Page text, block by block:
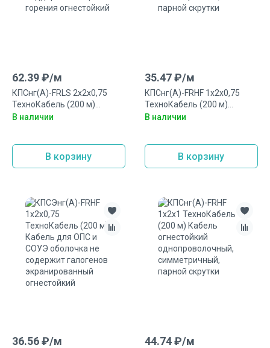
62.39₽/м
КПСнг(А)-FRLS 2x2x0,75
ТехноКабель (200 м)
Кабель монтажный для
огнестойкий
В наличии
В корзину
35.47₽/м
КПСнг(А)-FRHF 1x2x0,75
ТехноКабель (200 м)
Кабель огнестойкий
скрутки
В наличии
В корзину
36.56₽/м 44.74₽/м